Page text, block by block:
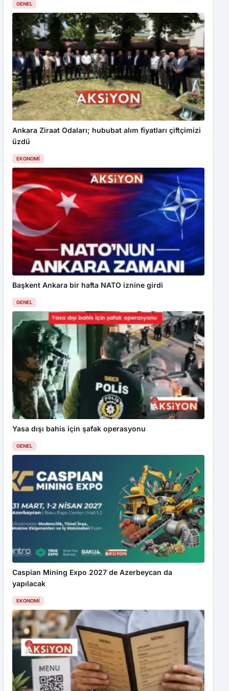
GENEL
Ankara Ziraat Odaları; hububat alım fiyatları çiftçimizi
üzdü
EKONOMI
Başkent Ankara bir hafta NATO iznine girdi
GENEL
Yasa dışı bahis için şafak operasyonu
GENEL
Caspian Mining Expo 2027 de Azerbeycan da
yapılacak
EKONOMI